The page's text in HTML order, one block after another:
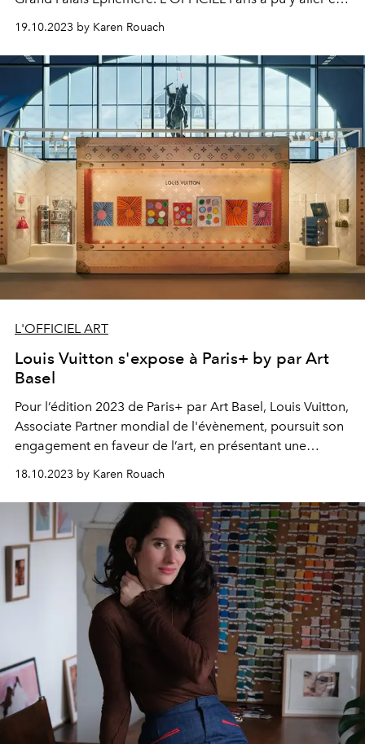
avant-première : voici ce qu'il ne faut surtout pas
19.10.2023 by Karen Rouach
L'OFFICIEL ART
Louis Vuitton s'expose à Paris+ by par Art
Basel
Pour l’édition 2023 de Paris+ par Art Basel, Louis Vuitton,
Associate Partner mondial de l'évènement, poursuit son
engagement en faveur de l’art, en présentant une
sélection de collaborations artistiques et d’oeuvres
originales, dont la cinquième édition de sa collection
Artycapucines.
18.10.2023 by Karen Rouach